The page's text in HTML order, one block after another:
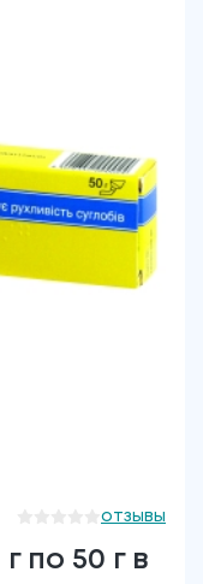
отзывы
по 50 г в